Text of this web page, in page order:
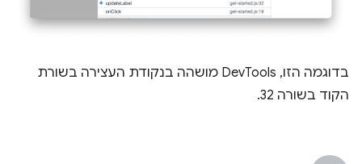
בדוגמה הזו, DevTools מושהה בנקודת העצירה בשורת
הקוד בשורה 32.